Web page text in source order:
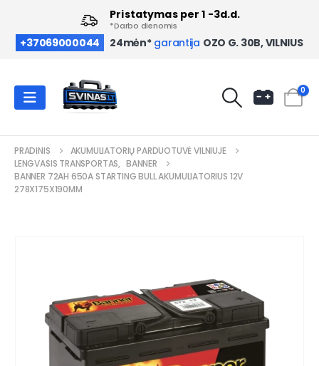
+37069000044 24mėn* garantija OZO G. 30B, VILNIUS
Pristatymas per 1 -3d.d.
*Darbo dienomis
0
PRADINIS
AKUMULIATORIŲ PARDUOTUVĖ VILNIUJE
LENGVASIS TRANSPORTAS, BANNER
BANNER 72AH 650A STARTING BULL AKUMULIATORIUS 12V
278X175X190MM